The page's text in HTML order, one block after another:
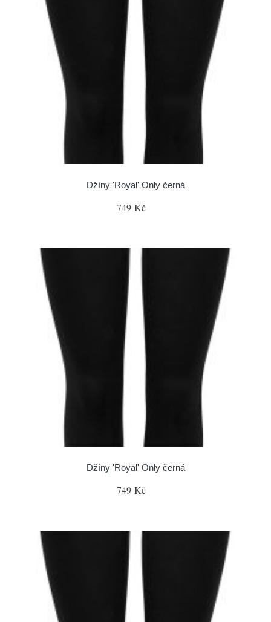
Džíny 'Royal' Only černá
749 Kč
Džíny 'Royal' Only černá
749 Kč